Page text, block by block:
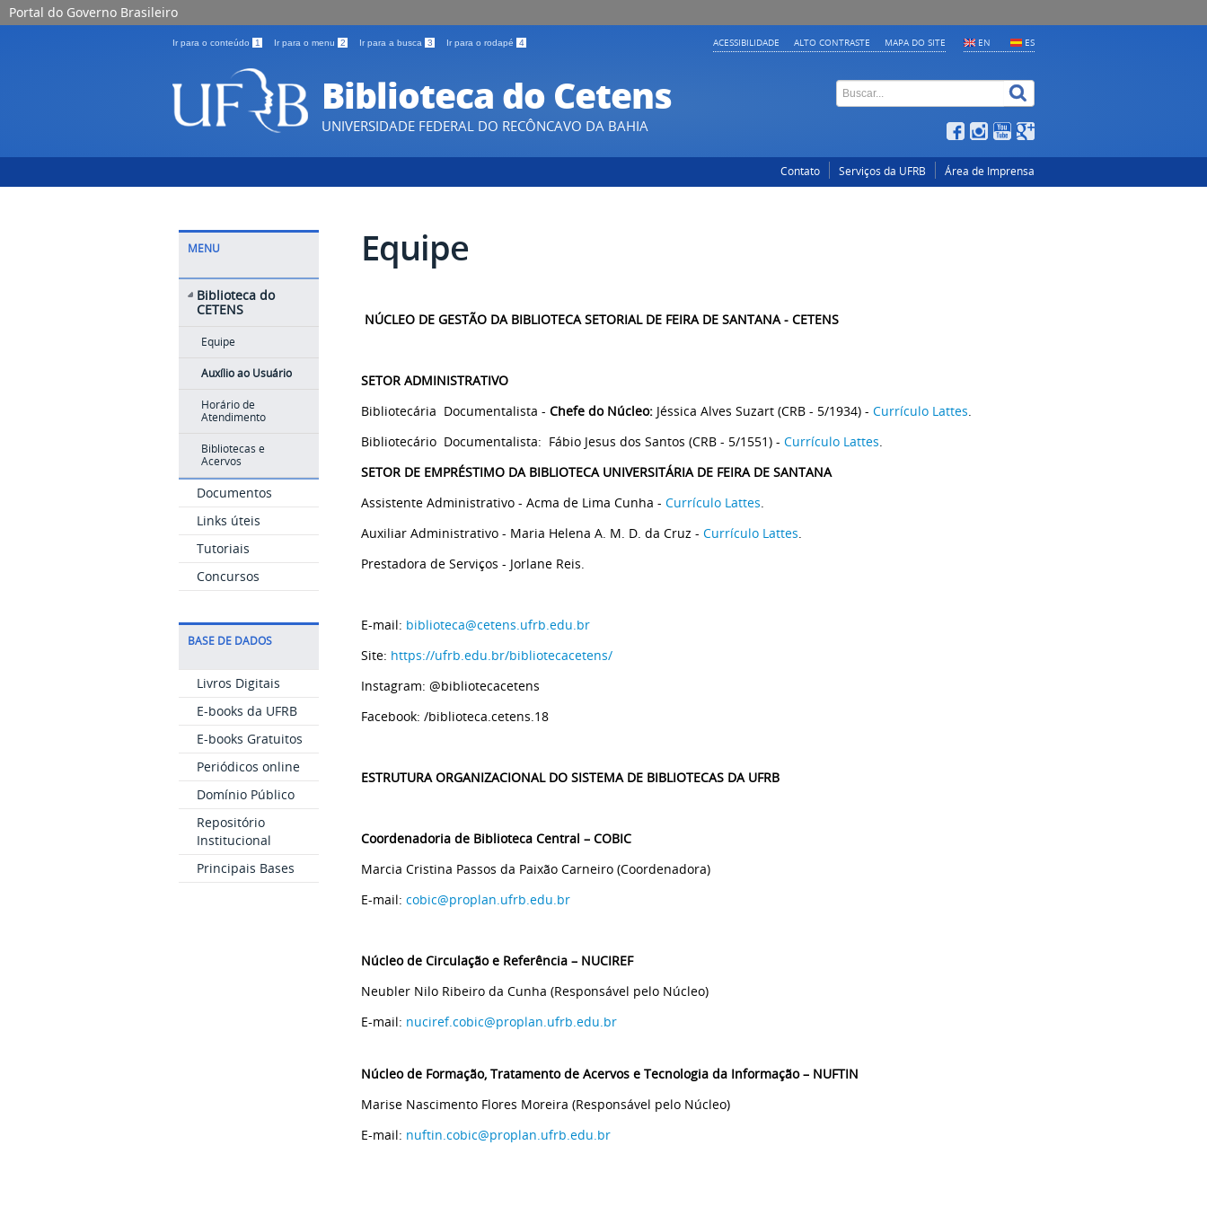
Portal do Governo Brasileiro
Ir para o conteúdo 1 Ir para o menu 2 Ir para a busca 3 Ir para o rodapé 4 EN ES
ACESSIBILIDADE ALTO CONTRASTE MAPA DO SITE
Biblioteca do Cetens
UNIVERSIDADE FEDERAL DO RECÔNCAVO DA BAHIA
Contato Serviços da UFRB Área de Imprensa
MENU
Biblioteca do
CETENS
Equipe
Auxílio ao Usuário
Horário de
Atendimento
Bibliotecas e
Acervos
Documentos
Links úteis
Tutoriais
Concursos
BASE DE DADOS
Livros Digitais
E-books da UFRB
E-books Gratuitos
Periódicos online
Domínio Público
Repositório
Institucional
Principais Bases
Equipe
NÚCLEO DE GESTÃO DA BIBLIOTECA SETORIAL DE FEIRA DE SANTANA - CETENS
SETOR ADMINISTRATIVO
Bibliotecária Documentalista - Chefe do Núcleo: Jéssica Alves Suzart (CRB - 5/1934) - Currículo Lattes.
Bibliotecário Documentalista: Fábio Jesus dos Santos (CRB - 5/1551) - Currículo Lattes.
SETOR DE EMPRÉSTIMO DA BIBLIOTECA UNIVERSITÁRIA DE FEIRA DE SANTANA
Assistente Administrativo - Acma de Lima Cunha - Currículo Lattes.
Auxiliar Administrativo - Maria Helena A. M. D. da Cruz - Currículo Lattes.
Prestadora de Serviços - Jorlane Reis.
E-mail: biblioteca@cetens.ufrb.edu.br
Site: https://ufrb.edu.br/bibliotecacetens/
Instagram: @bibliotecacetens
Facebook: /biblioteca.cetens.18
ESTRUTURA ORGANIZACIONAL DO SISTEMA DE BIBLIOTECAS DA UFRB
Coordenadoria de Biblioteca Central – COBIC
Marcia Cristina Passos da Paixão Carneiro (Coordenadora)
E-mail: cobic@proplan.ufrb.edu.br
Núcleo de Circulação e Referência – NUCIREF
Neubler Nilo Ribeiro da Cunha (Responsável pelo Núcleo)
E-mail: nuciref.cobic@proplan.ufrb.edu.br
Núcleo de Formação, Tratamento de Acervos e Tecnologia da Informação – NUFTIN
Marise Nascimento Flores Moreira (Responsável pelo Núcleo)
E-mail: nuftin.cobic@proplan.ufrb.edu.br